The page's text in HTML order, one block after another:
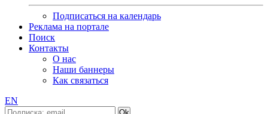
Подписаться на календарь
Реклама на портале
Поиск
Контакты
О нас
Наши баннеры
Как связаться
EN